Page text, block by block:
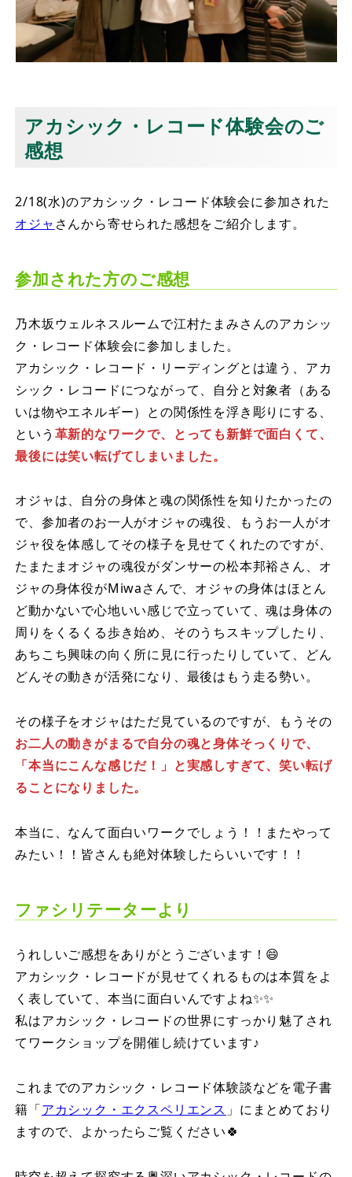
アカシック・レコード体験会のご
感想
2/18(水)のアカシック・レコード体験会に参加された
オジャ さんから寄せられた感想をご紹介します。
参加された方のご感想
乃木坂ウェルネスルームで江村たまみさんのアカシッ
ク・レコード体験会に参加しました。
アカシック・レコード・リーディングとは違う、アカ
シック・レコードにつながって、自分と対象者（ある
いは物やエネルギー）との関係性を浮き彫りにする、
という 革新的なワークで、とっても新鮮で面白くて、
最後には笑い転げてしまいました。
オジャは、自分の身体と魂の関係性を知りたかったの
で、参加者のお一人がオジャの魂役、もうお一人がオ
ジャ役を体感してその様子を見せてくれたのですが、
たまたまオジャの魂役がダンサーの松本邦裕さん、オ
ジャの身体役がMiwaさんで、オジャの身体はほとん
ど動かないで心地いい感じで立っていて、魂は身体の
周りをくるくる歩き始め、そのうちスキップしたり、
あちこち興味の向く所に見に行ったりしていて、どん
どんその動きが活発になり、最後はもう走る勢い。
その様子をオジャはただ見ているのですが、もうその
お二人の動きがまるで自分の魂と身体そっくりで、
「本当にこんな感じだ！」と実感しすぎて、笑い転げ
ることになりました。
本当に、なんて面白いワークでしょう！！またやって
みたい！！皆さんも絶対体験したらいいです！！
ファシリテーターより
うれしいご感想をありがとうございます！😄
アカシック・レコードが見せてくれるものは本質をよ
く表していて、本当に面白いんですよね✨✨
私はアカシック・レコードの世界にすっかり魅了され
てワークショップを開催し続けています♪
これまでのアカシック・レコード体験談などを電子書
籍「アカシック・エクスペリエンス 」にまとめており
ますので、よかったらご覧ください🍀